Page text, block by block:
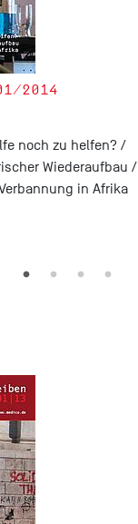
2014
noch zu helfen? /
Wiederaufbau /
in Afrika